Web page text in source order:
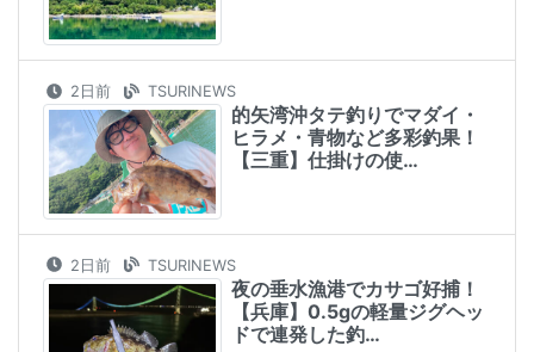
2日前 TSURINEWS
的矢湾沖タテ釣りでマダイ・
ヒラメ・青物など多彩釣果！
【三重】仕掛けの使…
2日前 TSURINEWS
夜の垂水漁港でカサゴ好捕！
【兵庫】0.5gの軽量ジグヘッ
ドで連発した釣…